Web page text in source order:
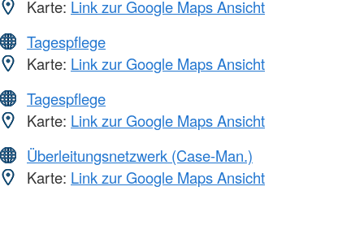
Karte: Link zur Google Maps Ansicht
Tagespflege
Karte: Link zur Google Maps Ansicht
Tagespflege
Karte: Link zur Google Maps Ansicht
Überleitungsnetzwerk (Case-Man.)
Karte: Link zur Google Maps Ansicht